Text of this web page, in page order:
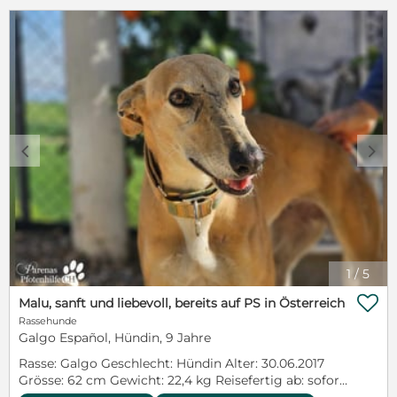
begegnet auch Fremden stets freundlich. Ein Hund,
der Ruhe ausstrahlt und gleichzeitig so viel Liebe zu
geben hat. 26.08.2025 Beschrieb: Gaston, eines von
sechs Geschwistern aus der „Los Mampfos-Gang“,
hat das große Los gezogen und durfte als kleiner
Welpe ins Refugio einziehen. Voller Vertrauen zu den
Menschen tobt er fröhlich, verspielt und neugierig
herum. Der hübsche Bub darf hier auf spielerische
Art alles Wichtige erlernen, was er fürs spätere
Leben in seinem neuen Zuhause braucht. 04.10.2023
Hier einige Stichwörter zu Gaston: sozial mit
zutraulich freundlich verschmust fröhlich Alle
weiteren Angaben unter:
https://www.parenaspfotenhilfe.com/hunde-
details/gaston.html
1 / 5
c d
Malu, sanft und liebevoll, bereits auf PS in Österreich
Rassehunde
Galgo Español, Hündin, 9 Jahre
Rasse: Galgo Geschlecht: Hündin Alter: 30.06.2017
Grösse: 62 cm Gewicht: 22,4 kg Reisefertig ab: sofort
